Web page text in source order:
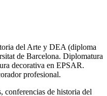
del Arte y DEA (diploma
de Barcelona. Diplomatura
decorativa en EPSAR.
profesional.
conferencias de historia del